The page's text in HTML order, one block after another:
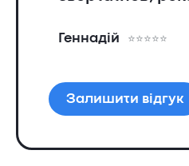
Геннадій
Залишити відгук